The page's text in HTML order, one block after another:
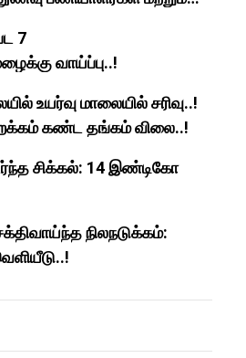
7
வாய்ப்பு..!
உயர்வு மாலையில் சரிவு..!
கண்ட தங்கம் விலை..!
சிக்கல்: 14 இண்டிகோ
நிலநடுக்கம்: